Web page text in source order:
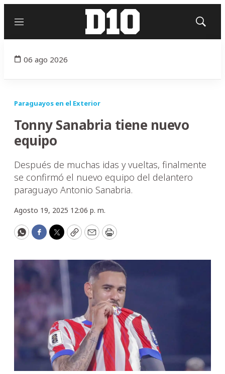
Menú
Mostrar
06 ago 2026
Paraguayos en el Exterior
Tonny Sanabria tiene nuevo
equipo
Después de muchas idas y vueltas, finalmente
se confirmó el nuevo equipo del delantero
paraguayo Antonio Sanabria.
Agosto 19, 2025 12:06 p. m.
WhatsApp
Facebook
Twitter
CopyEmailPrint